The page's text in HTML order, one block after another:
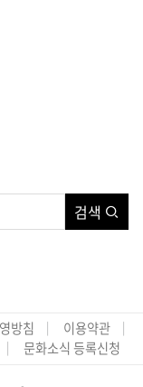
검색
방침
이용약관
문화소식 등록신청